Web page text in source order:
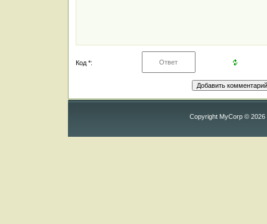
Код *:
Copyright MyCorp © 2026